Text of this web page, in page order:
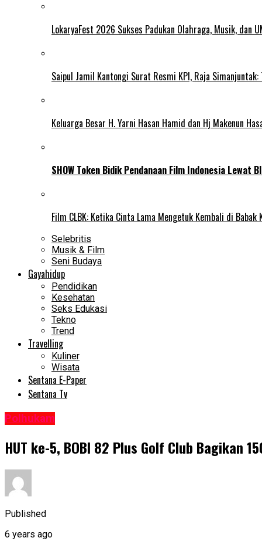
LokaryaFest 2026 Sukses Padukan Olahraga, Musik, dan
Saipul Jamil Kantongi Surat Resmi KPI, Raja
Keluarga Besar H. Yarni Hasan Hamid dan Hj Makenun
SHOW Token Bidik Pendanaan Film Indonesia
Film CLBK: Ketika Cinta Lama Mengetuk Kembali di Babak
Selebritis
Musik & Film
Seni Budaya
Gayahidup
Pendidikan
Kesehatan
Seks Edukasi
Tekno
Trend
Travelling
Kuliner
Wisata
Sentana E-Paper
Sentana Tv
Polhukam
HUT ke-5, BOBI 82 Plus Golf Club Bagikan
Published
6 years ago